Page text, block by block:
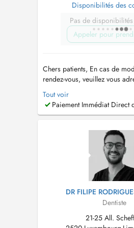
Disponibilités des
Pas de
Appeler pour
Chers patients, En cas de
rendez-vous, veuillez vous
à notre secrétariat au +352
pour votre compréhension
https://www.talpadent.lu/...
Tout voir
Paiement Immédiat Direct
DR FILIPE
Dentiste
21-25 All.